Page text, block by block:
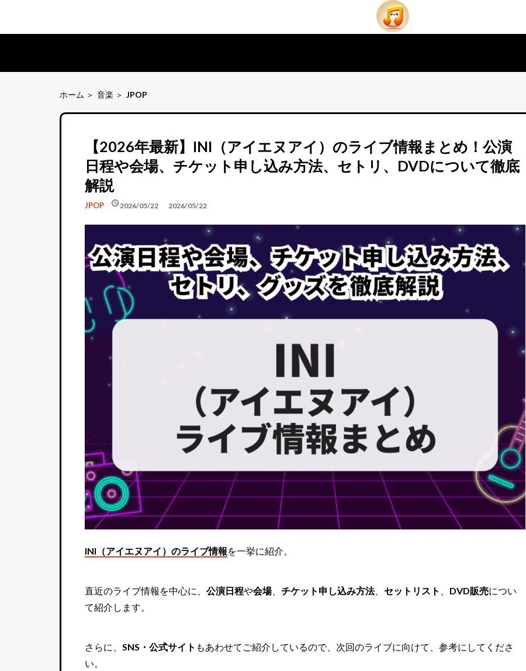
ホーム 音楽 JPOP
【2026年最新】INI（アイエヌアイ）のライブ情報まとめ！公演
日程や会場、チケット申し込み方法、セトリ、DVDについて徹底
解説
JPOP schedule2026/05/22
schedule 2026/05/22
INI（アイエヌアイ）のライブ情報を一挙に紹介。
直近のライブ情報を中心に、 公演日程や会場、 チケット申し込み方法、 セットリスト DVD販売につい
て紹介します。
さらに、 SNS・公式サイト もあわせてご紹介しているので、次回のライブに向けて、参考にしてくださ
い。